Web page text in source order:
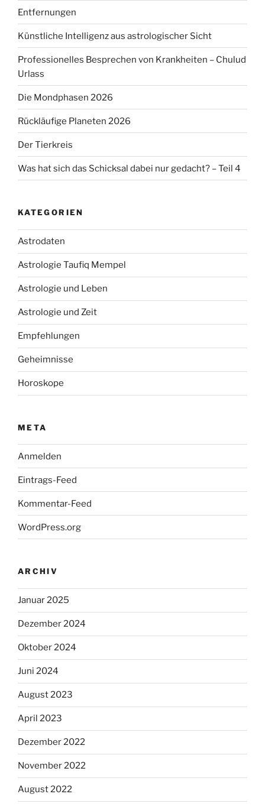
Entfernungen
Künstliche Intelligenz aus astrologischer Sicht
Professionelles Besprechen von Krankheiten – Chulud
Urlass
Die Mondphasen 2026
Rückläufige Planeten 2026
Der Tierkreis
Was hat sich das Schicksal dabei nur gedacht? – Teil 4
KATEGORIEN
Astrodaten
Astrologie Taufiq Mempel
Astrologie und Leben
Astrologie und Zeit
Empfehlungen
Geheimnisse
Horoskope
META
Anmelden
Eintrags-Feed
Kommentar-Feed
WordPress.org
ARCHIV
Januar 2025
Dezember 2024
Oktober 2024
Juni 2024
August 2023
April 2023
Dezember 2022
November 2022
August 2022